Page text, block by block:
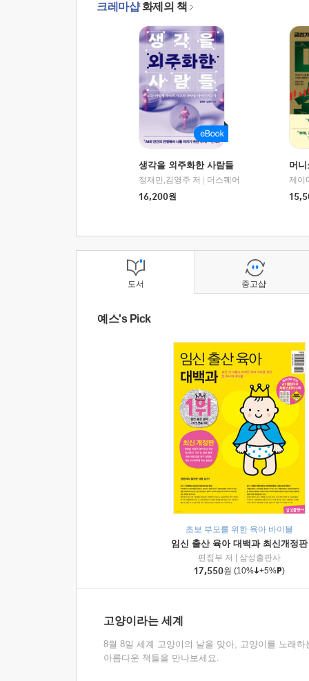
크레마샵화제의 책
생각을 외주화한 사람들
정재민,김영주 저
더스퀘어
16,200원
머
도서
예스's Pick
초보 부모를 위한 육아 바이블
임신 출산 육아 대백과 최신개정판
편집부 저
삼성출판사
17,550원 (10% +5% )
고양이라는 세계
8월 8일 세계 고양이의 날을 맞아, 고양이를 노래하
아름다운 책들을 만나보세요.
중고샵